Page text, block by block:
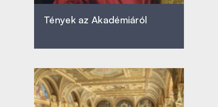
Tények az Akadémiáról